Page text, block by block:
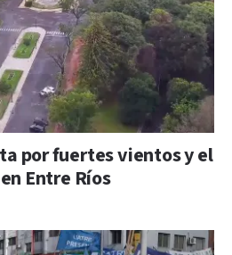
por fuertes vientos y el
Entre Ríos